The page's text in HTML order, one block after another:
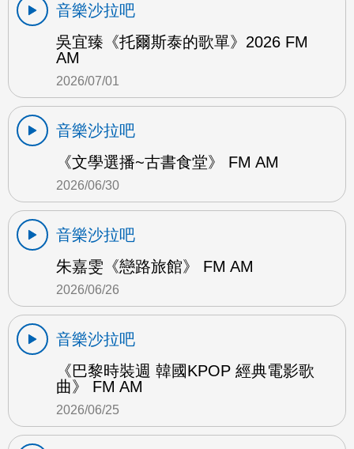
音樂沙拉吧
吳宜臻《托爾斯泰的歌單》2026 FM
AM
2026/07/01
音樂沙拉吧
《文學選播~古書食堂》 FM AM
2026/06/30
音樂沙拉吧
朱嘉雯《戀路旅館》 FM AM
2026/06/26
音樂沙拉吧
《巴黎時裝週 韓國KPOP 經典電影歌
曲》 FM AM
2026/06/25